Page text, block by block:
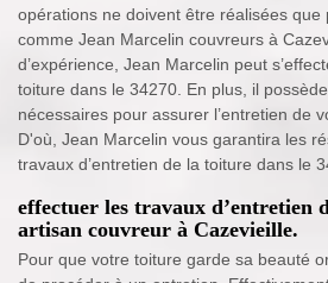
opérations ne doivent être réalisées que
comme Jean Marcelin couvreurs à
d’expérience, Jean Marcelin peut
toiture dans le 34270. En plus, il
nécessaires pour assurer l’entretien de
D'où, Jean Marcelin vous garantira les
travaux d’entretien de la toiture dans le
effectuer les travaux d’entretien
artisan couvreur à Cazevieille.
Pour que votre toiture garde sa beauté